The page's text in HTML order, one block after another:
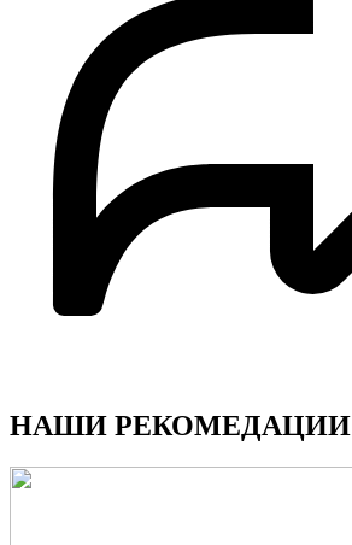
НАШИ РЕКОМЕДАЦИИ